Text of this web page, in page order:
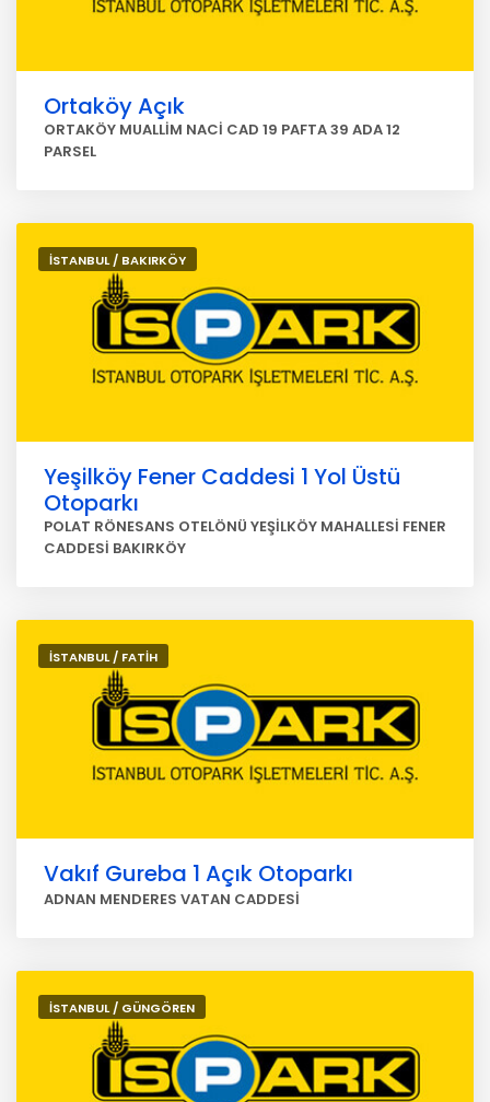
Ortaköy Açık
ORTAKÖY MUALLİM NACİ CAD 19 PAFTA 39 ADA 12
PARSEL
İSTANBUL / BAKIRKÖY
Yeşilköy Fener Caddesi 1 Yol Üstü
Otoparkı
POLAT RÖNESANS OTELÖNÜ YEŞİLKÖY MAHALLESİ FENER
CADDESİ BAKIRKÖY
İSTANBUL / FATİH
Vakıf Gureba 1 Açık Otoparkı
ADNAN MENDERES VATAN CADDESİ
İSTANBUL / GÜNGÖREN